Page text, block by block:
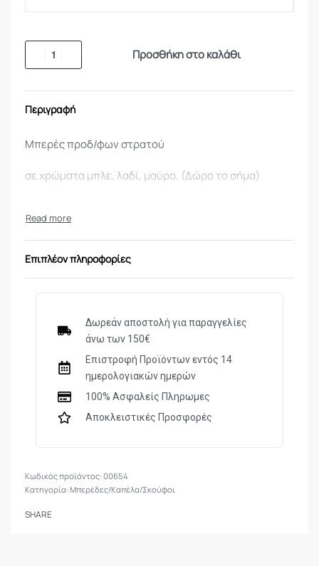
Προσθήκη στο καλάθι
Περιγραφή
Μπερές προδ/φων στρατού
σε χρώματα μπλε, λαδί, μαύρο. (Δώρο το σήμα)
Επιπλέον πληροφορίες
Δωρεάν αποστολή για παραγγελίες
άνω των 150€
Επιστροφή Προϊόντων εντός 14
ημερολογιακών ημερών
100% Ασφαλείς Πληρωμες
Αποκλειστικές Προσφορές
00654
Κατηγορία:Μπερέδες/Καπέλα/Σκούφοι
SHARE